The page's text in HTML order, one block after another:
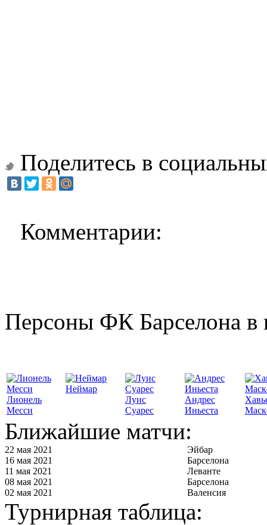
Поделитесь в
Комментарии:
Персоны ФК Барселона в
Лионель
Месси
Неймар
Луис
Суарес
Андрес
Иньеста
Ближайшие матчи:
22 мая 2021
Эйбар
16 мая 2021
Барселона
11 мая 2021
Леванте
08 мая 2021
Барселона
02 мая 2021
Валенсия
Турнирная таблица: